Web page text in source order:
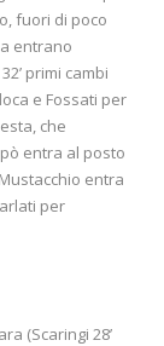
fuori di poco
entrano
primi cambi
e Fossati per
che
entra al posto
entra
per
(Scaringi 28’